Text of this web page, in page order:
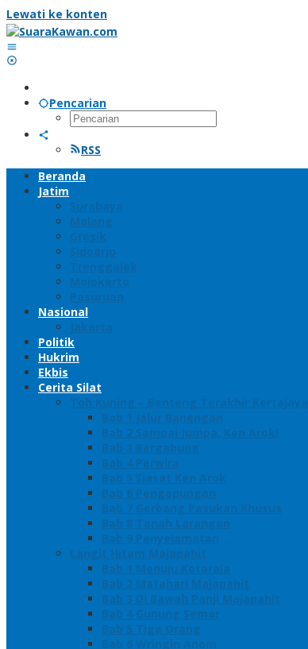
Lewati ke konten
Pencarian
RSS
Beranda
Jatim
Surabaya
Malang
Gresik
Sidoarjo
Trenggalek
Mojokerto
Pasuruan
Nasional
Jakarta
Politik
Hukrim
Ekbis
Cerita Silat
Toh Kuning – Benteng Terakhir Kertajaya
Bab 1 Jalur Banengan
Bab 2 Sampai Jumpa, Ken Arok!
Bab 3 Bergabung
Bab 4 Perwira
Bab 5 Siasat Ken Arok
Bab 6 Pengepungan
Bab 7 Gerbang Pasukan Khusus
Bab 8 Tanah Larangan
Bab 9 Penyelamatan
Langit Hitam Majapahit
Bab 1 Menuju Kotaraja
Bab 2 Matahari Majapahit
Bab 3 Di Bawah Panji Majapahit
Bab 4 Gunung Semar
Bab 5 Tiga Orang
Bab 6 Wringin Anom